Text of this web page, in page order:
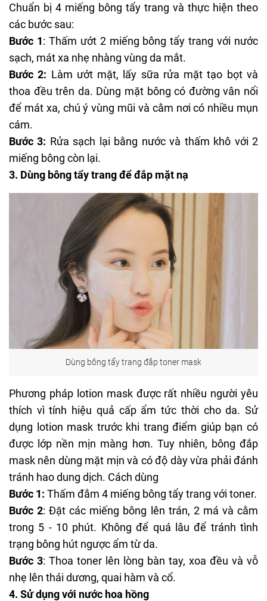
Chuẩn bị 4 miếng bông tẩy trang và thực hiện theo
các bước sau:
Bước 1: Thấm ướt 2 miếng bông tẩy trang với nước
sạch, mát xa nhẹ nhàng vùng da mắt.
Bước 2: Làm ướt mặt, lấy sữa rửa mặt tạo bọtvà
thoa đều trên da. Dùng mặt bông có đường vân nổi
để mát xa, chú ý vùng mũi và cằm nơi có nhiều mụn
cám.
Bước 3: Rửa sạch lại bằng nước và thấm khô với 2
miếng bông còn lại.
3. Dùng bông tẩy trang để đắp mặt nạ
Dùng bông tẩy trang đắp toner mask
Phương pháp lotion maskđược rất nhiều người yêu
thích vì tính hiệu quả cấp ẩm tức thời cho da. Sử
dụng lotion mask trước khi trang điểm giúp bạn có
được lớp nền mịn màng hơn. Tuy nhiên, bông đắp
mask nên dùng mặt mịn và có độ dày vừa phải đánh
tránh hao dung dịch. Cách dùng
Bước 1: Thấm đắm 4 miếng bông tẩy trang với toner.
Bước 2: Đặt các miếng bông lên trán, 2 má và cằm
trong 5 - 10 phút. Không để quá lâu để tránh tình
trạng bông hút ngược ẩm từ da.
Bước 3: Thoa toner lên lòng bàn tay, xoa đều và vỗ
nhẹ lên thái dương, quai hàm và cổ.
4. Sử dụng với nước hoa hồng